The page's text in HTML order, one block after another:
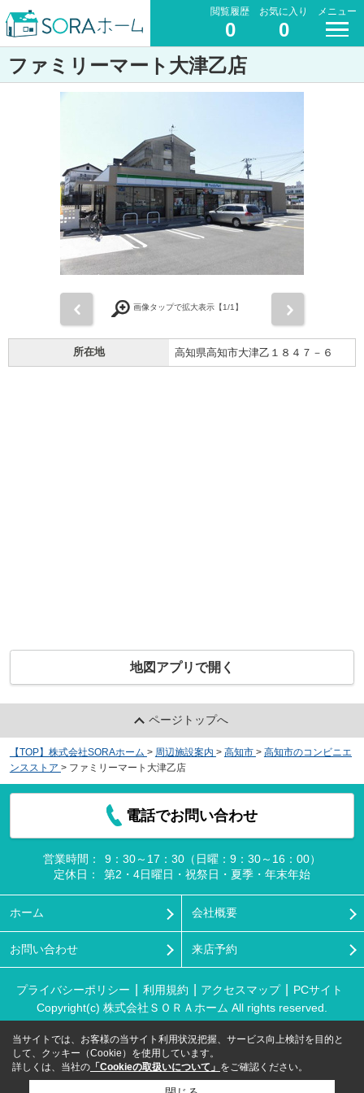
閲覧履歴
0
お気に入り
0
メニュー
ファミリーマート大津乙店
画像タップで拡大表示【1/1】
所在地 高知県高知市大津乙１８４７－６
地図アプリで開く
ページトップへ
【TOP】株式会社SORAホーム > 周辺施設案内 > 高知市 > 高知市のコンビニエ
ンスストア > ファミリーマート大津乙店
電話でお問い合わせ
営業時間：
9：30～17：30（日曜：9：30～16：00）
定休日：
第2・4日曜日・祝祭日・夏季・年末年始
ホーム 会社概要
お問い合わせ 来店予約
プライバシーポリシー 利用規約 アクセスマップ
PCサイト
Copyright(c) 株式会社ＳＯＲＡホーム All rights reserved.
当サイトでは、お客様の当サイト利用状況把握、サービス向上検討を目的と
して、クッキー（Cookie）を使用しています。
詳しくは、当社の 「Cookieの取扱いについて」 をご確認ください。